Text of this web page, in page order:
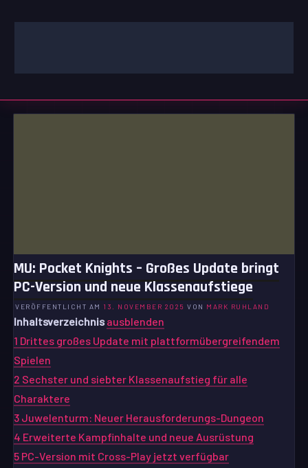
Inhalt
MU: Pocket Knights – Großes Update bringt
PC-Version und neue Klassenaufstiege
VERÖFFENTLICHT AM 13. NOVEMBER 2025 VON MARK RUHLAND
Inhaltsverzeichnis ausblenden
1 Drittes großes Update mit plattformübergreifendem
Spielen
2 Sechster und siebter Klassenaufstieg für alle
Charaktere
3 Juwelenturm: Neuer Herausforderungs-Dungeon
4 Erweiterte Kampfinhalte und neue Ausrüstung
5 PC-Version mit Cross-Play jetzt verfügbar